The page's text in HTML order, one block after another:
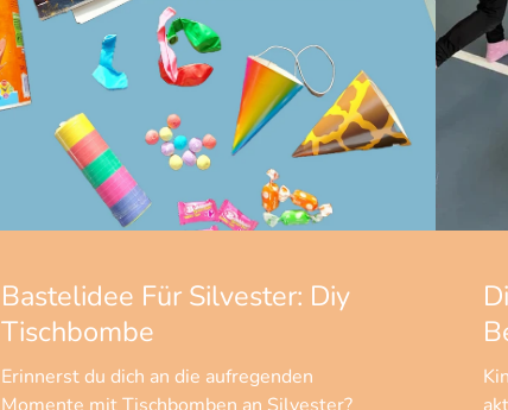
Bastelidee Für Silvester: Diy
Tischbombe
Erinnerst du dich an die aufregenden